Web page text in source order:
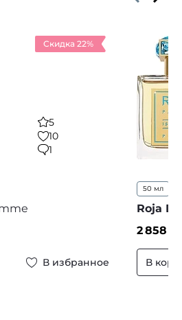
Скидка 22%
5
10
1
В избранное
50 мл
Roja
2 858
В